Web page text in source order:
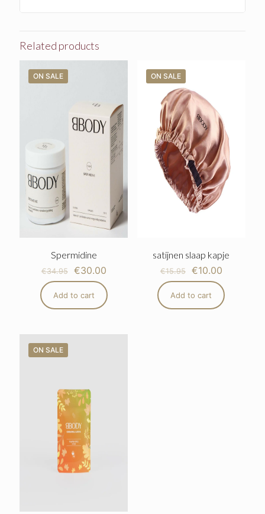
Related products
ON SALE
Spermidine
€34.95 €30.00
Add to cart
ON SALE
satijnen slaap kapje
€15.95 €10.00
Add to cart
ON SALE